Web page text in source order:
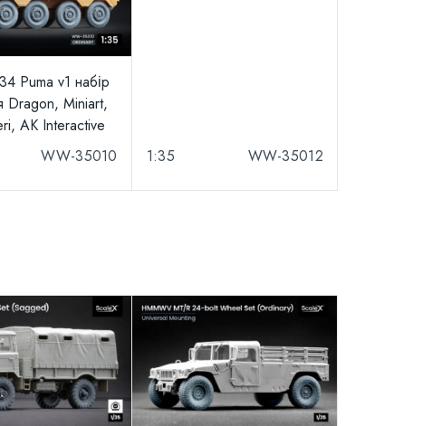
Puma v1 набір
Dragon, Miniart,
AK Interactive
WW-35010 1:35 WW-35012